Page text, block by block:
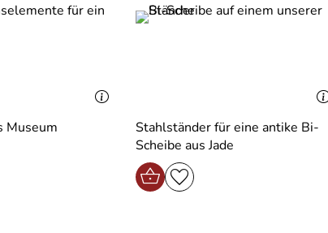
Museum
Stahlständer für eine antike Bi-
Scheibe aus Jade